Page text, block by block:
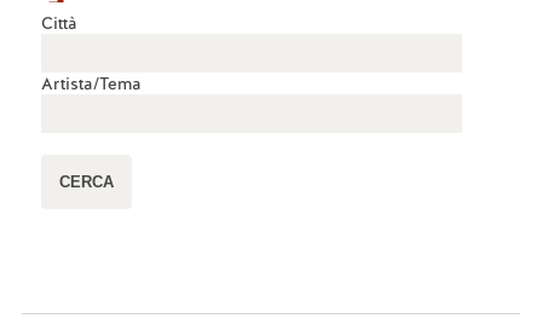
Città
Artista/Tema